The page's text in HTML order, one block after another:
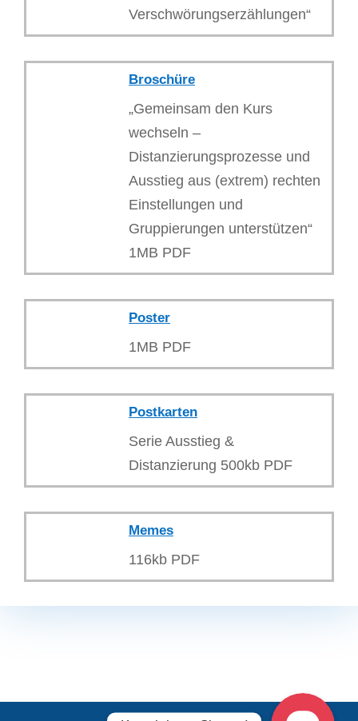
Verschwörungserzählungen“
Broschüre
„Gemeinsam den Kurs
wechseln –
Distanzierungsprozesse und
Ausstieg aus (extrem) rechten
Einstellungen und
Gruppierungen unterstützen“
1MB PDF
Poster
1MB PDF
Postkarten
Serie Ausstieg &
Distanzierung 500kb PDF
Memes
116kb PDF
Telefon